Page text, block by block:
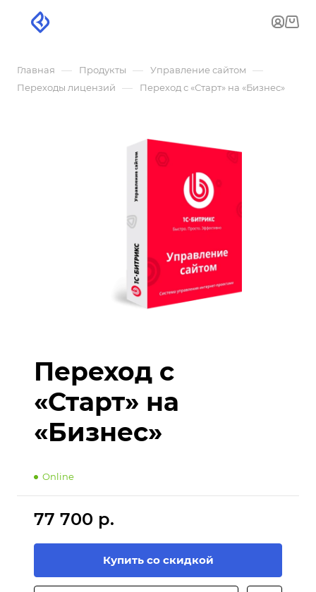
Главная — Продукты — Управление сайтом —
Переходы лицензий — Переход с «Старт» на «Бизнес»
Переход с
«Старт» на
«Бизнес»
Online
77 700 р.
Купить со скидкой